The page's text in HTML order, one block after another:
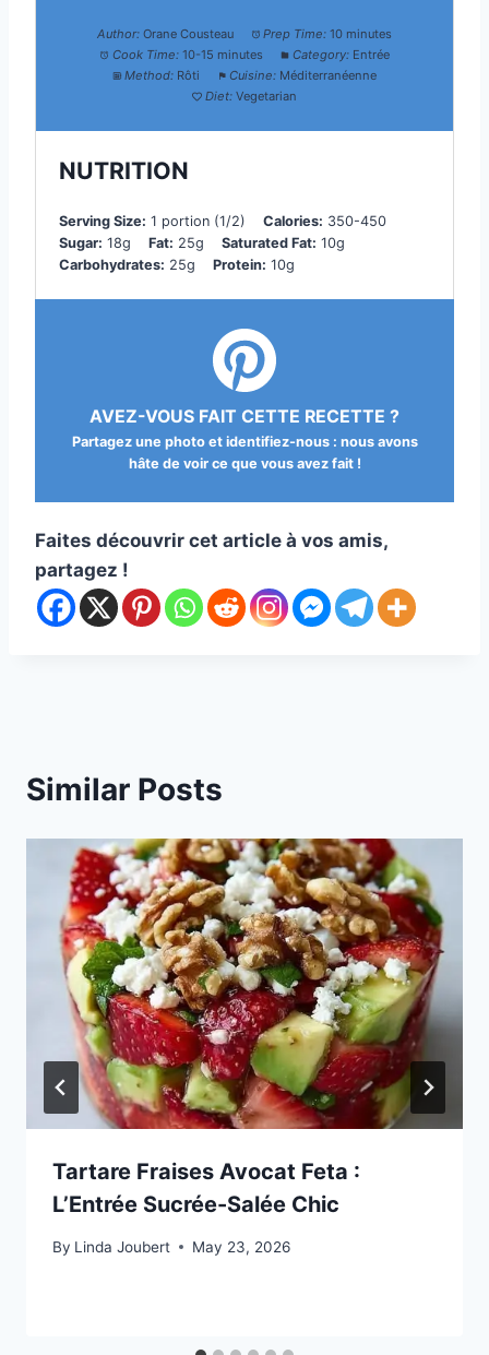
Author: Orane Cousteau Prep Time: 10 minutes
Cook Time: 10-15 minutes Category: Entrée
Method: Rôti Cuisine: Méditerranéenne
Diet: Vegetarian
NUTRITION
Serving Size: 1 portion (1/2) Calories: 350-450
Sugar: 18g Fat: 25g Saturated Fat: 10g
Carbohydrates: 25g Protein: 10g
AVEZ-VOUS FAIT CETTE RECETTE ?
Partagez une photo et identifiez-nous : nous avons
hâte de voir ce que vous avez fait !
Faites découvrir cet article à vos amis,
partagez !
Similar Posts
Tartare Fraises Avocat Feta :
L’Entrée Sucrée-Salée Chic
By Linda Joubert May 23, 2026